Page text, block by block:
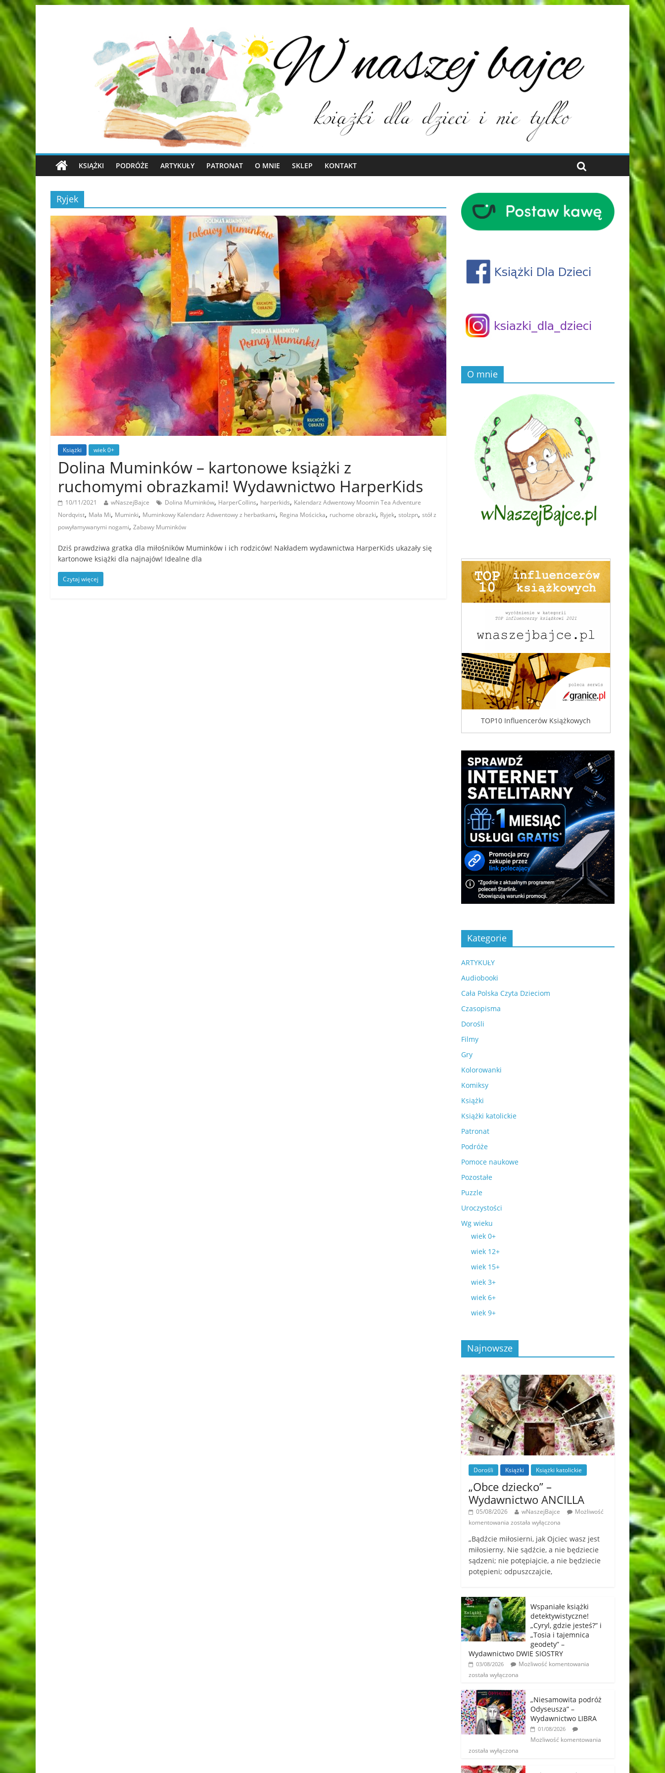
KSIĄŻKI PODRÓŻE ARTYKUŁY PATRONAT O MNIE SKLEP KONTAKT
Ryjek
Książki wiek 0+
Dolina Muminków – kartonowe książki z
ruchomymi obrazkami! Wydawnictwo HarperKids
10/11/2021 wNaszejBajce Dolina Muminków, HarperCollins, harperkids, Kalendarz Adwentowy Moomin Tea Adventure
Nordqvist, Mała Mi, Muminki, Muminkowy Kalendarz Adwentowy z herbatkami, Regina Mościcka, ruchome obrazki, Ryjek, stolzpn, stół z
powyłamywanymi nogami, Zabawy Muminków
Dziś prawdziwa gratka dla miłośników Muminków i ich rodziców! Nakładem wydawnictwa HarperKids ukazały się
kartonowe książki dla najnajów! Idealne dla
Czytaj więcej
O mnie
TOP10 Influencerów Książkowych
Kategorie
ARTYKUŁY
Audiobooki
Cała Polska Czyta Dzieciom
Czasopisma
Dorośli
Filmy
Gry
Kolorowanki
Komiksy
Książki
Książki katolickie
Patronat
Podróże
Pomoce naukowe
Pozostałe
Puzzle
Uroczystości
Wg wieku
wiek 0+
wiek 12+
wiek 15+
wiek 3+
wiek 6+
wiek 9+
Najnowsze
Dorośli Książki Książki katolickie
„Obce dziecko” –
Wydawnictwo ANCILLA
05/08/2026 wNaszejBajce
Możliwość
komentowania została wyłączona
„Bądźcie miłosierni, jak Ojciec wasz jest
miłosierny. Nie sądźcie, a nie będziecie
sądzeni; nie potępiajcie, a nie będziecie
potępieni; odpuszczajcie,
Wspaniałe książki
detektywistyczne!
„Cyryl, gdzie jesteś?” i
„Tosia i tajemnica
geodety” –
Wydawnictwo DWIE SIOSTRY
03/08/2026
Możliwość komentowania
została wyłączona
„Niesamowita podróż
Odyseusza” –
Wydawnictwo LIBRA
01/08/2026
Możliwość komentowania
została wyłączona